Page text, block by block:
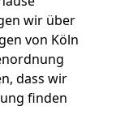
wir über
von Köln
dass wir
finden